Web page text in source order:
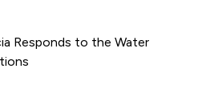
Responds to the Water